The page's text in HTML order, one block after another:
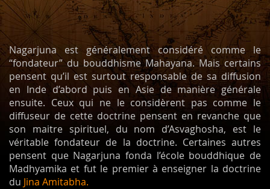
Nagarjuna est généralement considéré comme le
“fondateur” du bouddhisme Mahayana. Mais certains
pensent qu’il est surtout responsable de sa diffusion
en Inde d’abord puis en Asie de manière générale
ensuite. Ceux qui ne le considèrent pas comme le
diffuseur de cette doctrine pensent en revanche que
son maitre spirituel, du nom d’Asvaghosha, est le
véritable fondateur de la doctrine. Certaines autres
pensent que Nagarjuna fonda l’école bouddhique de
Madhyamika et fut le premier à enseigner la doctrine
du Jina Amitabha.